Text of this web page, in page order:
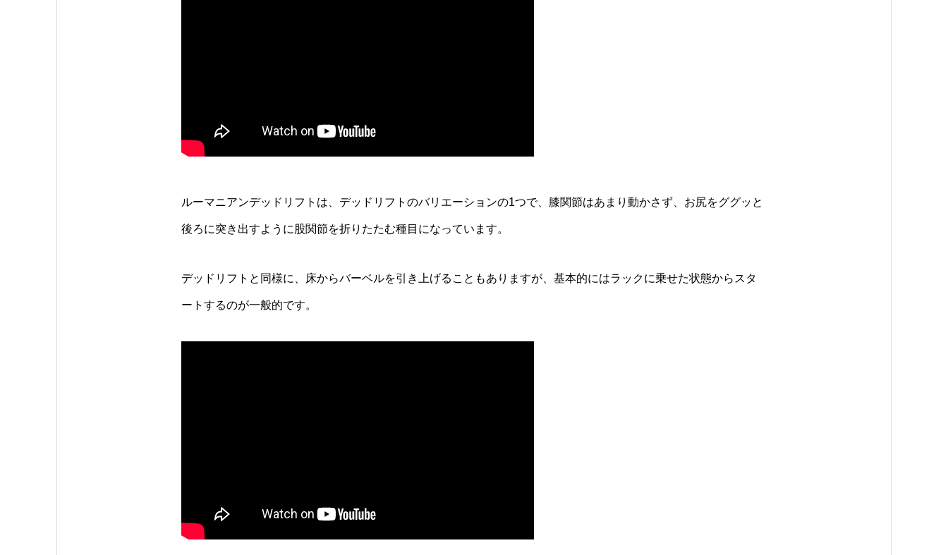
ルーマニアンデッドリフトは、デッドリフトのバリエーションの1つで、膝関節はあまり動かさず、お尻をググッと
後ろに突き出すように股関節を折りたたむ種目になっています。
デッドリフトと同様に、床からバーベルを引き上げることもありますが、基本的にはラックに乗せた状態からスタ
ートするのが一般的です。